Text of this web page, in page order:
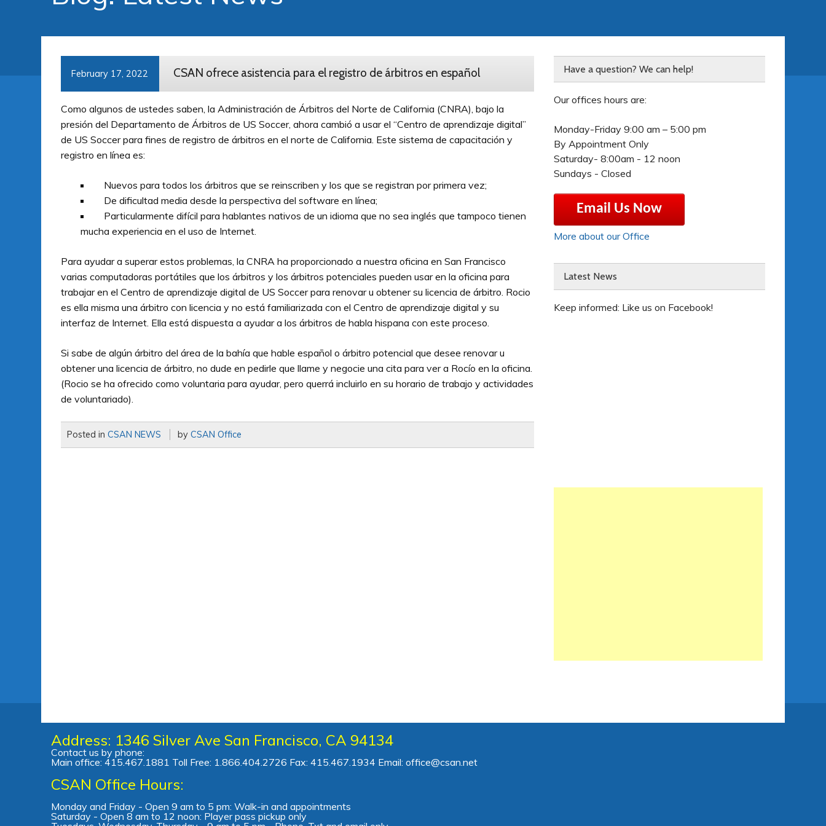
February 17, 2022 CSAN ofrece asistencia para el registro de árbitros en español
Como algunos de ustedes saben, la Administración de Árbitros del Norte de California (CNRA), bajo la
presión del Departamento de Árbitros de US Soccer, ahora cambió a usar el “Centro de aprendizaje digital”
de US Soccer para fines de registro de árbitros en el norte de California. Este sistema de capacitación y
registro en línea es:
Nuevos para todos los árbitros que se reinscriben y los que se registran por primera vez;
De dificultad media desde la perspectiva del software en línea;
Particularmente difícil para hablantes nativos de un idioma que no sea inglés que tampoco tienen
mucha experiencia en el uso de Internet.
Para ayudar a superar estos problemas, la CNRA ha proporcionado a nuestra oficina en San Francisco
varias computadoras portátiles que los árbitros y los árbitros potenciales pueden usar en la oficina para
trabajar en el Centro de aprendizaje digital de US Soccer para renovar u obtener su licencia de árbitro. Rocio
es ella misma una árbitro con licencia y no está familiarizada con el Centro de aprendizaje digital y su
interfaz de Internet. Ella está dispuesta a ayudar a los árbitros de habla hispana con este proceso.
Si sabe de algún árbitro del área de la bahía que hable español o árbitro potencial que desee renovar u
obtener una licencia de árbitro, no dude en pedirle que llame y negocie una cita para ver a Rocío en la oficina.
(Rocio se ha ofrecido como voluntaria para ayudar, pero querrá incluirlo en su horario de trabajo y actividades
de voluntariado).
Posted inCSAN NEWS by CSAN Office
Have a question? We can help!
Our offices hours are:
Monday-Friday 9:00 am – 5:00 pm
By Appointment Only
Saturday- 8:00am - 12 noon
Sundays - Closed
Email Us Now
More about our Office
Latest News
Keep informed: Like us on Facebook!
Address: 1346 Silver Ave San Francisco, CA 94134
Contact us by phone:
Main office: 415.467.1881 Toll Free: 1.866.404.2726 Fax: 415.467.1934 Email: office@csan.net
CSAN Office Hours:
Monday and Friday - Open 9 am to 5 pm: Walk-in and appointments
Saturday - Open 8 am to 12 noon: Player pass pickup only